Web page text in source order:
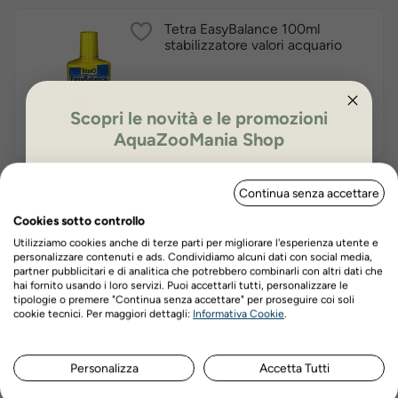
Tetra EasyBalance 100ml
stabilizzatore valori acquario
Acquista ora
Tetra AlguMin 100ml antialghe
Prezzo
€8,50
Acquista ora
Tetra Plantamin 250ml
fertilizzante piante acquario
Continua senza accettare
Cookies sotto controllo
Utilizziamo cookies anche di terze parti per migliorare l'esperienza utente e
personalizzare contenuti e ads. Condividiamo alcuni dati con social media,
partner pubblicitari e di analitica che potrebbero combinarli con altri dati che
hai fornito usando i loro servizi. Puoi accettarli tutti, personalizzare le
tipologie o premere "Continua senza accettare" per proseguire coi soli
cookie tecnici. Per maggiori dettagli: Informativa Cookie.
Personalizza Accetta Tutti
Scopri le novità e le promozioni
AquaZooMania Shop
ISCRIVITI PER OTTENERE IL 5%
DI SCONTO
Nome Cognome